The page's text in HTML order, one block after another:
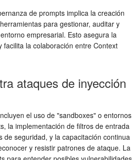
de prompts implica la creación
para gestionar, auditar y
empresarial. Esto asegura la
la colaboración entre Context
ataques de inyección
el uso de "sandboxes" o entornos
la implementación de filtros de entrada
de seguridad, y la capacitación continua
y resistir patrones de ataque. La